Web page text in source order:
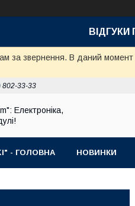
за звернення. В даний момент
802-33-33
Електроніка,
- ГОЛОВНА НОВИНКИ